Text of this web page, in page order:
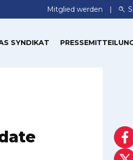
Mitglied werden
SYNDIKAT